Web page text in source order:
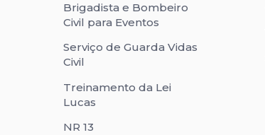
Brigadista e Bombeiro
Civil para Eventos
Serviço de Guarda Vidas
Civil
Treinamento da Lei
Lucas
NR 13